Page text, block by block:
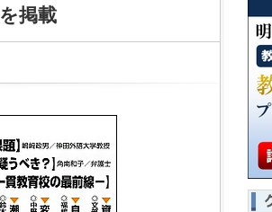
掲載